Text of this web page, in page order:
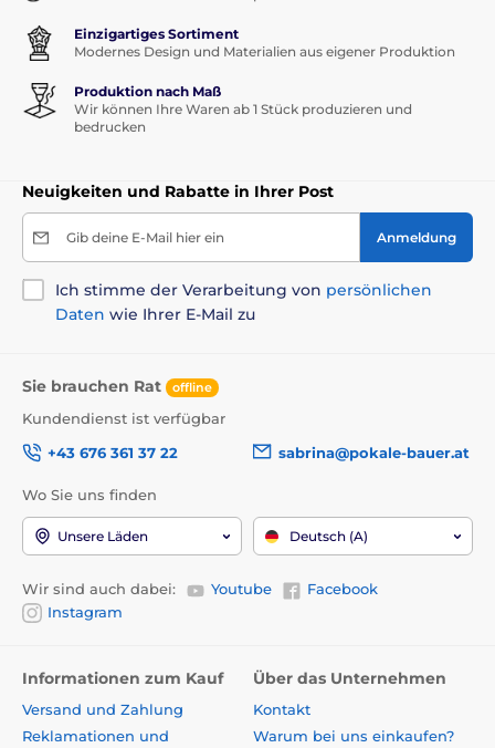
Einzigartiges Sortiment
Modernes Design und Materialien aus eigener Produktion
Produktion nach Maß
Wir können Ihre Waren ab 1 Stück produzieren und
bedrucken
Neuigkeiten und Rabatte in Ihrer Post
Gib deine E-Mail hier ein Anmeldung
Ich stimme der Verarbeitung von persönlichen
Daten wie Ihrer E-Mail zu
Sie brauchen Rat offline
Kundendienst ist verfügbar
+43 676 361 37 22
sabrina@pokale-bauer.at
Wo Sie uns finden
Unsere Läden Deutsch (A)
Wir sind auch dabei: Youtube
Facebook
Instagram
Informationen zum Kauf
Versand und Zahlung
Reklamationen und
Über das Unternehmen
Kontakt
Warum bei uns einkaufen?